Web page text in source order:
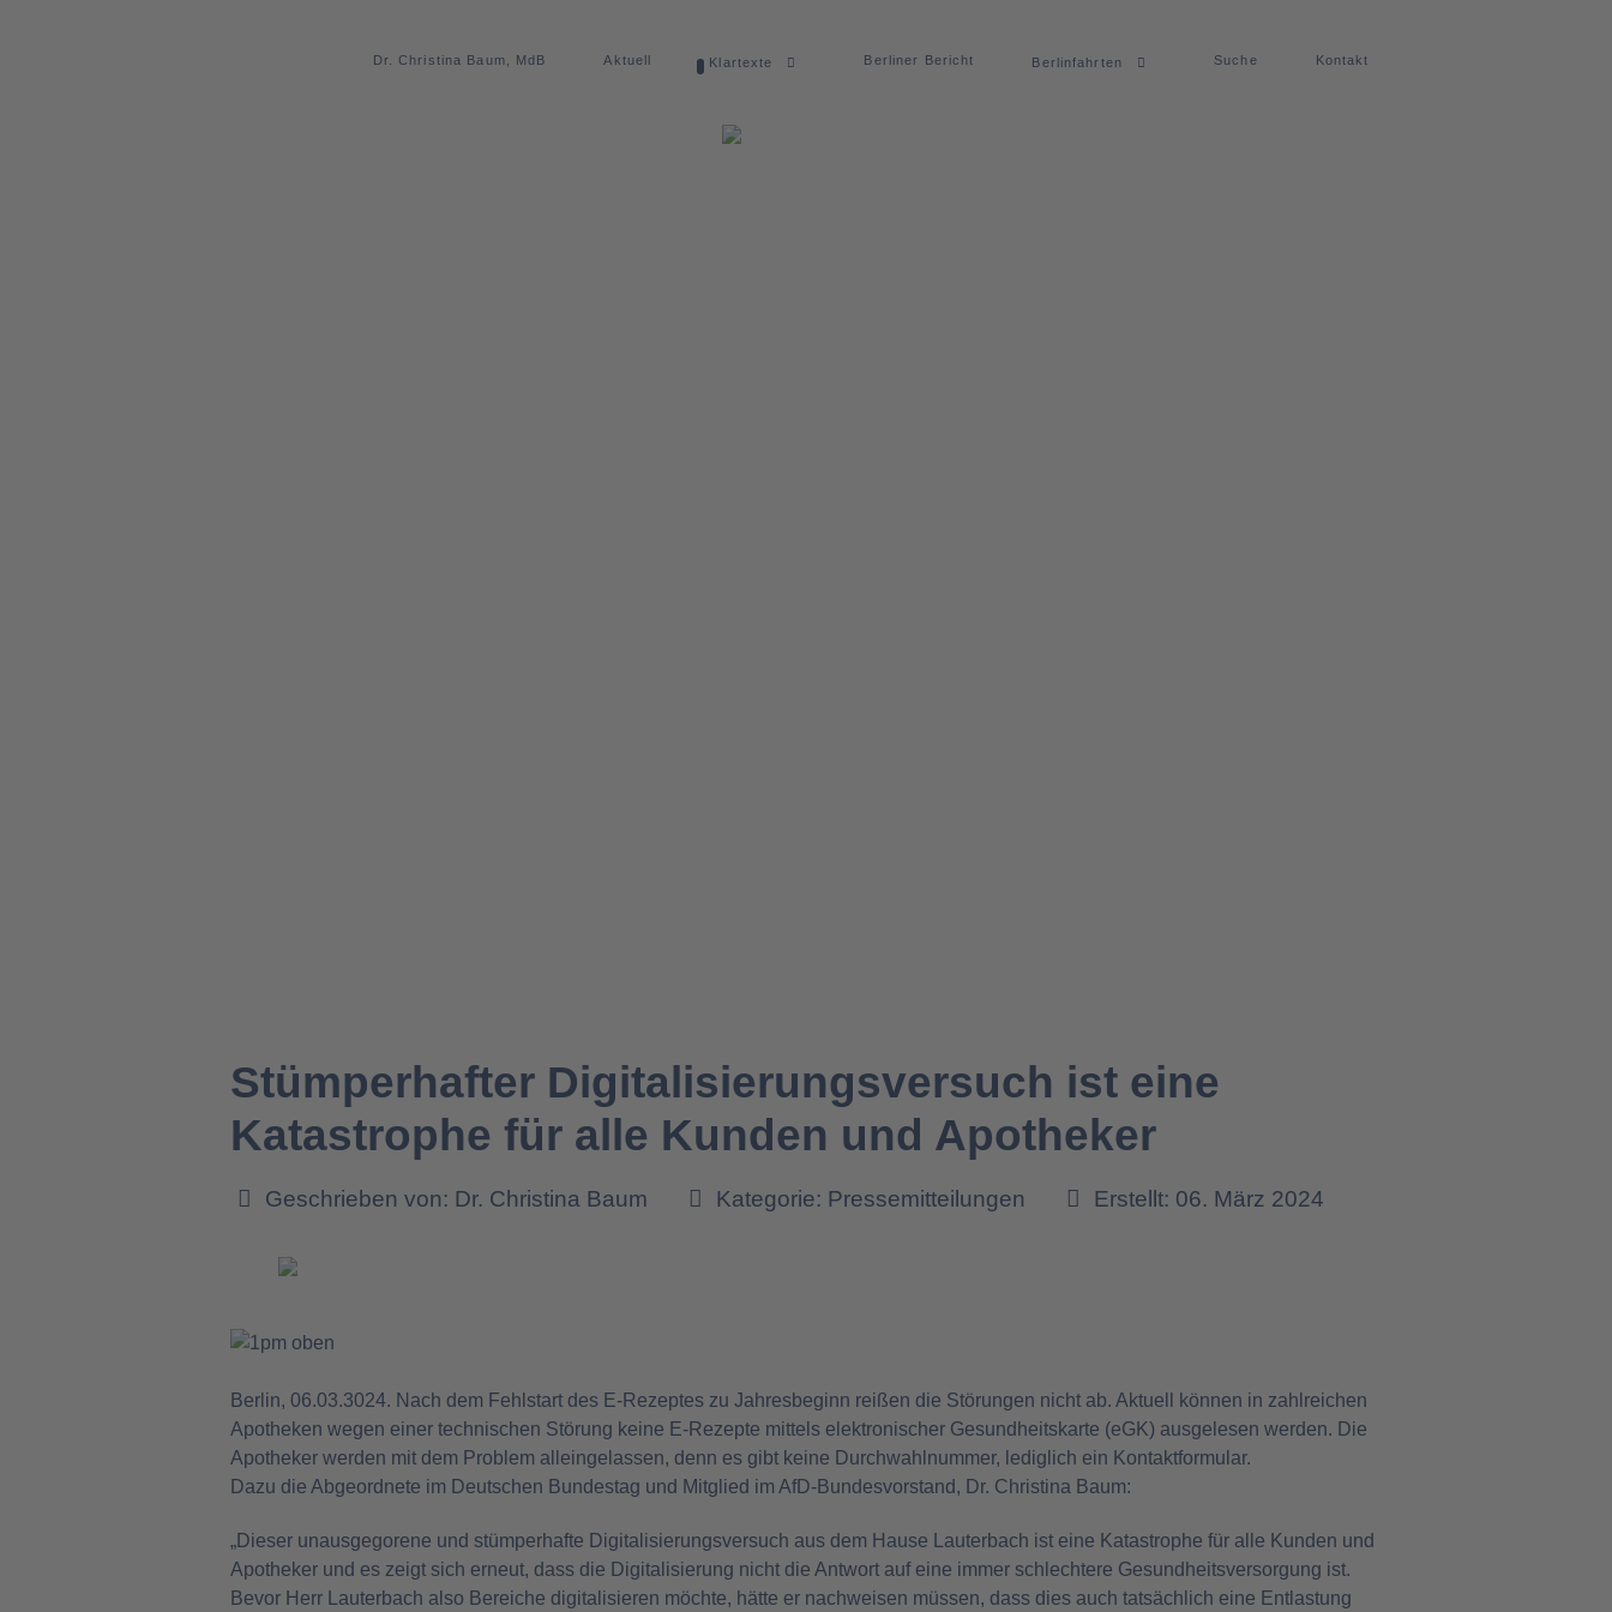
Dr. Christina Baum, MdB Aktuell Klartexte Berliner Bericht Berlinfahrten Suche Kontakt
Stümperhafter Digitalisierungsversuch ist eine
Katastrophe für alle Kunden und Apotheker
Geschrieben von: Dr. Christina Baum Kategorie: Pressemitteilungen Erstellt: 06. März 2024
Berlin, 06.03.3024. Nach dem Fehlstart des E-Rezeptes zu Jahresbeginn reißen die Störungen nicht ab. Aktuell können in zahlreichen
Apotheken wegen einer technischen Störung keine E-Rezepte mittels elektronischer Gesundheitskarte (eGK) ausgelesen werden. Die
Apotheker werden mit dem Problem alleingelassen, denn es gibt keine Durchwahlnummer, lediglich ein Kontaktformular.
Dazu die Abgeordnete im Deutschen Bundestag und Mitglied im AfD-Bundesvorstand, Dr. Christina Baum:
„Dieser unausgegorene und stümperhafte Digitalisierungsversuch aus dem Hause Lauterbach ist eine Katastrophe für alle Kunden und
Apotheker und es zeigt sich erneut, dass die Digitalisierung nicht die Antwort auf eine immer schlechtere Gesundheitsversorgung ist.
Bevor Herr Lauterbach also Bereiche digitalisieren möchte, hätte er nachweisen müssen, dass dies auch tatsächlich eine Entlastung